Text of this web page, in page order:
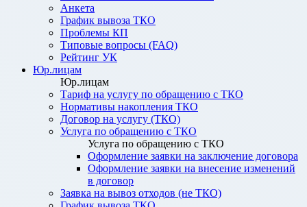
Анкета
График вывоза ТКО
Проблемы КП
Типовые вопросы (FAQ)
Рейтинг УК
Юр.лицам
Юр.лицам
Тариф на услугу по обращению с ТКО
Нормативы накопления ТКО
Договор на услугу (ТКО)
Услуга по обращению с ТКО
Услуга по обращению с ТКО
Оформление заявки на заключение договора
Оформление заявки на внесение изменений
в договор
Заявка на вывоз отходов (не ТКО)